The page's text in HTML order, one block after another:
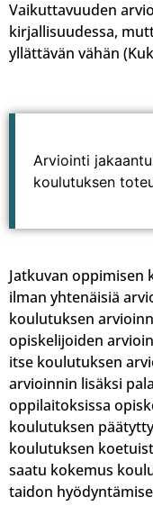
Vaikuttavuuden
kirjallisuudessa,
yllättävän vähän
Arviointi
koulutuksen
Jatkuvan oppimisen
ilman yhtenäisiä
koulutuksen
opiskelijoiden
itse koulutuksen
arvioinnin lisäksi
oppilaitoksissa
koulutuksen
koulutuksen
saatu kokemus
taidon